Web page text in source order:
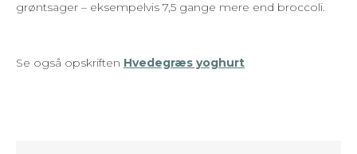
grøntsager – eksempelvis 7,5 gange mere end broccoli.
Se også opskriften Hvedegræs yoghurt